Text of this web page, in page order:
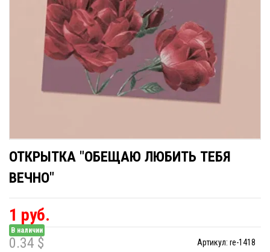
ОТКРЫТКА "ОБЕЩАЮ ЛЮБИТЬ ТЕБЯ
ВЕЧНО"
1 руб.
В наличии
Артикул: re-1418
0.34 $